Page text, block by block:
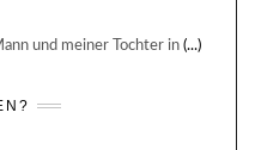
und meiner Tochter in (...)